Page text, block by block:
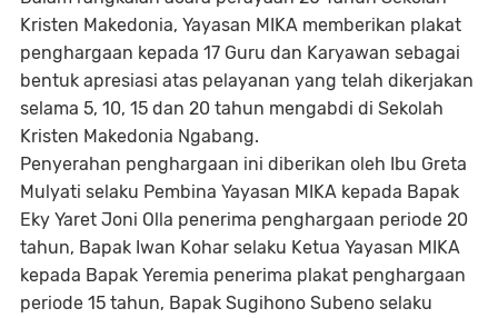
Kristen Makedonia, Yayasan MIKA memberikan plakat
penghargaan kepada 17 Guru dan Karyawan sebagai
bentuk apresiasi atas pelayanan yang telah dikerjakan
selama 5, 10, 15 dan 20 tahun mengabdi di Sekolah
Kristen Makedonia Ngabang.
Penyerahan penghargaan ini diberikan oleh Ibu Greta
Mulyati selaku Pembina Yayasan MIKA kepada Bapak
Eky Yaret Joni Olla penerima penghargaan periode 20
tahun, Bapak Iwan Kohar selaku Ketua Yayasan MIKA
kepada Bapak Yeremia penerima plakat penghargaan
periode 15 tahun, Bapak Sugihono Subeno selaku